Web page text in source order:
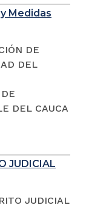
Medidas
DE
DEL
DEL CAUCA
JUDICIAL
JUDICIAL